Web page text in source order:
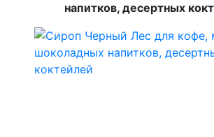
напитков, десертных